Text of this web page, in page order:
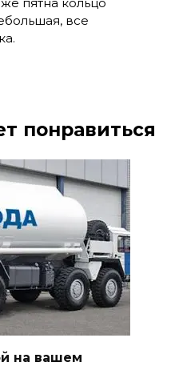
все
понравиться
на вашем